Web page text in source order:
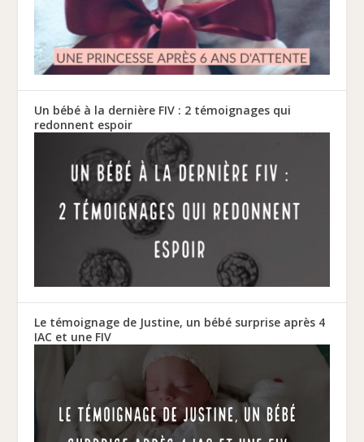
Un bébé à la dernière FIV : 2 témoignages qui
redonnent espoir
Le témoignage de Justine, un bébé surprise après 4
IAC et une FIV